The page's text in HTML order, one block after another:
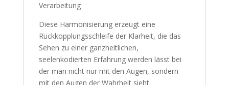
Verarbeitung
Diese Harmonisierung erzeugt eine
Rückkopplungsschleife der Klarheit, die das
Sehen zu einer ganzheitlichen,
seelenkodierten Erfahrung werden lässt bei
der man nicht nur mit den Augen, sondern
mit den Augen der Wahrheit sieht.